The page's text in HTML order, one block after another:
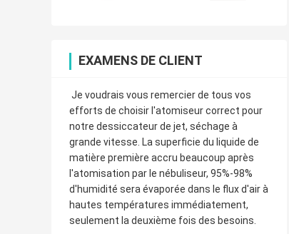
EXAMENS DE CLIENT
Je voudrais vous remercier de tous vos
efforts de choisir l'atomiseur correct pour
notre dessiccateur de jet, séchage à
grande vitesse. La superficie du liquide de
matière première accru beaucoup après
l'atomisation par le nébuliseur, 95%-98%
d'humidité sera évaporée dans le flux d'air à
hautes températures immédiatement,
seulement la deuxième fois des besoins.